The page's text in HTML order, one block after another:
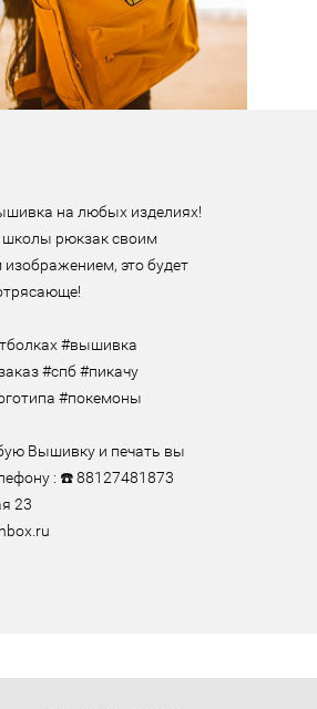
на любых изделиях!
школы рюкзак своим
это будет
#вышивка
#спб #пикачу
#покемоны
Вышивку и печать вы
: ☎️ 88127481873
23